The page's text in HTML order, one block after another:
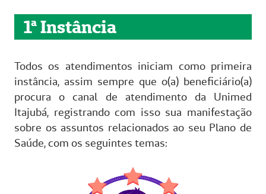
1ª Instância
Todos os atendimentos iniciam como primeira
instância, assim sempre que o(a) beneficiário(a)
procura o canal de atendimento da Unimed
Itajubá, registrando com isso sua manifestação
sobre os assuntos relacionados ao seu Plano de
Saúde, com os seguintes temas: